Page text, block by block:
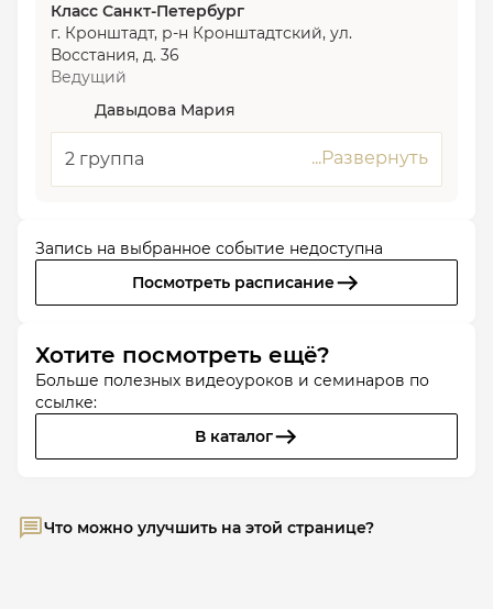
Класс Санкт-Петербург
г. Кронштадт, р-н Кронштадтский, ул.
Восстания, д. 36
Ведущий
Давыдова Мария
2 группа
Запись на выбранное событие недоступна
Посмотреть расписание
Хотите посмотреть ещё?
Больше полезных видеоуроков и семинаров по
ссылке:
В каталог
Что можно улучшить на этой странице?